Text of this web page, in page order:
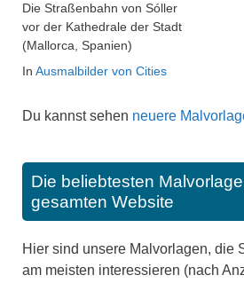
Die Straßenbahn von Sóller
vor der Kathedrale der Stadt
(Mallorca, Spanien)
In Ausmalbilder von Cities
Du kannst sehen neuere
Die beliebtesten
gesamten Website
Hier sind unsere Malvorlagen, die
am meisten interessieren (nach